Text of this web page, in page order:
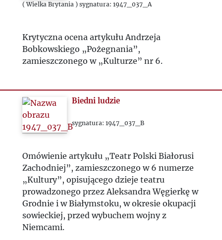
1988
1991
1992
( Wielka Brytania ) sygnatura: 1947_037_A
Krytyczna ocena artykułu Andrzeja
Bobkowskiego „Pożegnania”,
zamieszczonego w „Kulturze” nr 6.
Biedni ludzie
sygnatura: 1947_037_B
Omówienie artykułu „Teatr Polski Białorusi
Zachodniej”, zamieszczonego w 6 numerze
„Kultury”, opisującego dzieje teatru
prowadzonego przez Aleksandra Węgierkę w
Grodnie i w Białymstoku, w okresie okupacji
sowieckiej, przed wybuchem wojny z
Niemcami.